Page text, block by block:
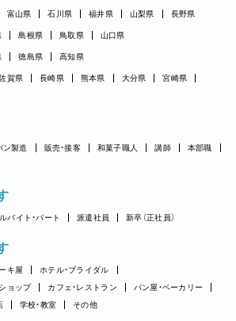
富山県 石川県 福井県 山梨県 長野県
島根県 鳥取県 山口県
徳島県 高知県
賀県 長崎県 熊本県 大分県
宮崎県
ン製造 販売・接客 和菓子職人 講師
本部職
バイト・パート 派遣社員 新卒（正社員）
キ屋
ホテル・ブライダル
ョップ
カフェ・レストラン
パン屋・ベーカリー
学校・教室 その他